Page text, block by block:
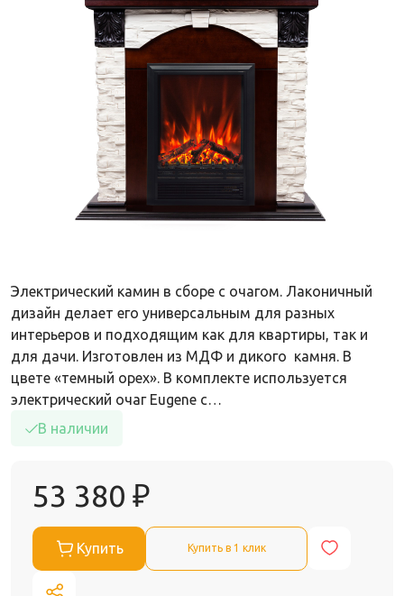
Электрический камин в сборе с очагом. Лаконичный
дизайн делает его универсальным для разных
интерьеров и подходящим как для квартиры, так и
для дачи. Изготовлен из МДФ и дикого камня. В
цвете «темный орех». В комплекте используется
электрический очаг Eugene с…
В наличии
53 380 ₽
Купить Купить в 1 клик